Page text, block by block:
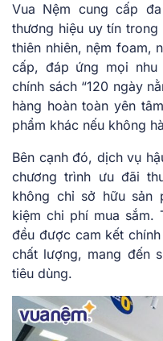
Vua Nệm cung cấp
thương hiệu uy tín
thiên nhiên, nệm foam,
cấp, đáp ứng mọi
chính sách “120 ngày
hàng hoàn toàn yên
phẩm khác nếu không
Bên cạnh đó, dịch vụ
chương trình ưu đãi
không chỉ sở hữu sản
kiệm chi phí mua sắm.
đều được cam kết
chất lượng, mang đến
tiêu dùng.